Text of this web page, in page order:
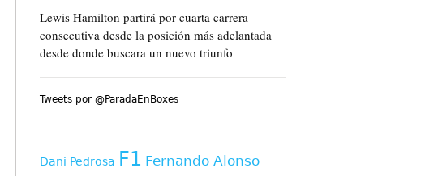
Lewis Hamilton partirá por cuarta carrera
consecutiva desde la posición más adelantada
desde donde buscara un nuevo triunfo
Tweets por @ParadaEnBoxes
Dani Pedrosa F1 Fernando Alonso